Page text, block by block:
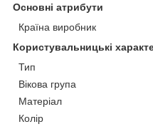
Основні атрибути
Країна виробник
Користувальницькі
Тип
Вікова група
Матеріал
Колір